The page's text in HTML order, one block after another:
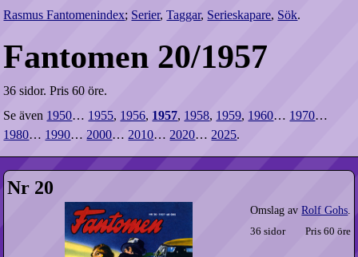
Rasmus Fantomenindex; Serier,Taggar, Serieskapare, Sök.
Fantomen 20/1957
36 sidor. Pris 60 öre.
Se även 1950… 1955, 1956, 1957, 1958, 1959, 1960… 1970…
1980… 1990… 2000… 2010… 2020… 2025.
Nr 20
Omslag avRolf Gohs
36 sidor Pris 60 öre